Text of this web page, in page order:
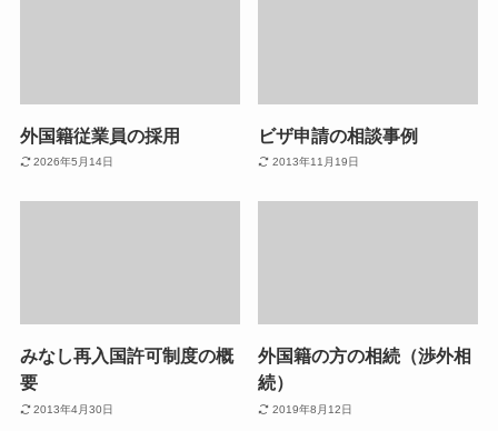
外国籍従業員の採用
2026年5月14日
ビザ申請の相談事例
2013年11月19日
みなし再入国許可制度の概
要
2013年4月30日
外国籍の方の相続（渉外相
続）
2019年8月12日